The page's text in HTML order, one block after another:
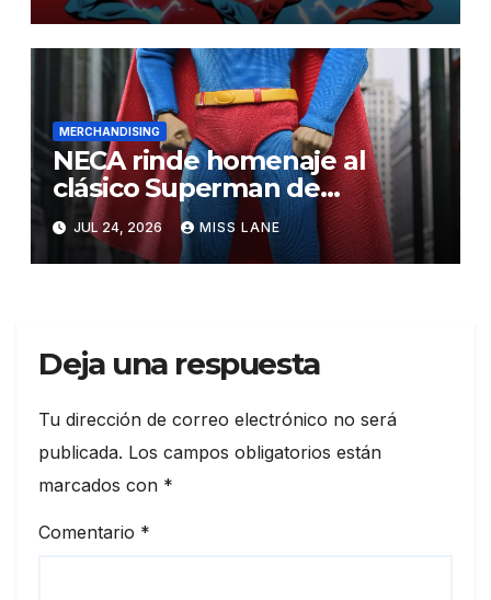
«Superman Azul»
MERCHANDISING
NECA rinde homenaje al
clásico Superman de
Christopher Reeve
JUL 24, 2026 MISS LANE
Deja una respuesta
Tu dirección de correo electrónico no será
publicada. Los campos obligatorios están
marcados con *
Comentario *